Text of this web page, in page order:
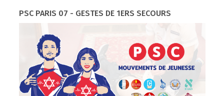
PSC PARIS 07 - GESTES DE 1ERS SECOURS